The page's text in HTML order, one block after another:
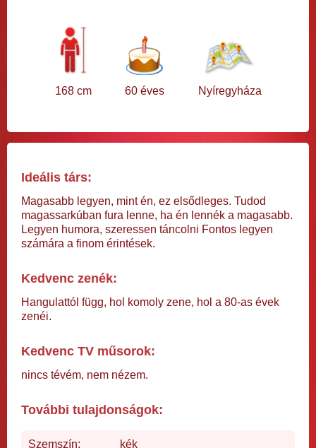
168 cm 60 éves Nyíregyháza
Ideális társ:
Magasabb legyen, mint én, ez elsődleges. Tudod
magassarkúban fura lenne, ha én lennék a magasabb.
Legyen humora, szeressen táncolni Fontos legyen
számára a finom érintések.
Kedvenc zenék:
Hangulattól függ, hol komoly zene, hol a 80-as évek
zenéi.
Kedvenc TV műsorok:
nincs tévém, nem nézem.
További tulajdonságok:
Szemszín: kék